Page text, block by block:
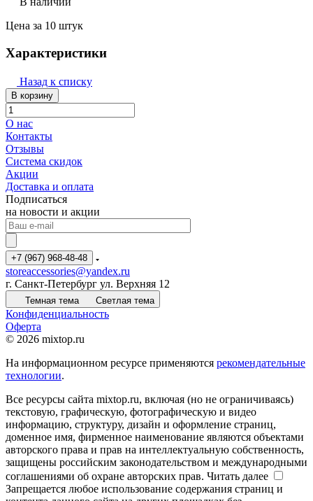
Цена за 10 штук
Характеристики
Назад к списку
В корзину
О нас
Контакты
Отзывы
Система скидок
Акции
Доставка и оплата
Подписаться
на новости и акции
+7 (967) 968-48-48
storeaccessories@yandex.ru
г. Санкт-Петербург ул. Верхняя 12
Темная тема Светлая тема
Конфиденциальность
Оферта
© 2026 mixtop.ru
На информационном ресурсе применяются рекомендательные
технологии.
Все ресурсы сайта mixtop.ru, включая (но не ограничиваясь)
текстовую, графическую, фотографическую и видео
информацию, структуру, дизайн и оформление страниц,
доменное имя, фирменное наименование являются объектами
авторского права и прав на интеллектуальную собственность,
защищены российским законодательством и международными
соглашениями об охране авторских прав. Читать далее
Запрещается любое использование содержания страниц и